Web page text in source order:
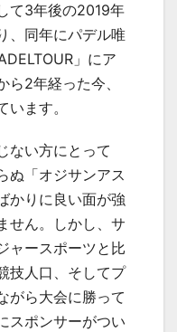
て3年後の2019年
、同年にパデル唯
」にア
ら2年経った今、
ます。
ない方にとって
ぬ「オジサンアス
かりに良い面が強
せん。しかし、サ
ャースポーツと比
技人口、そしてプ
がら大会に勝って
スポンサーがつい